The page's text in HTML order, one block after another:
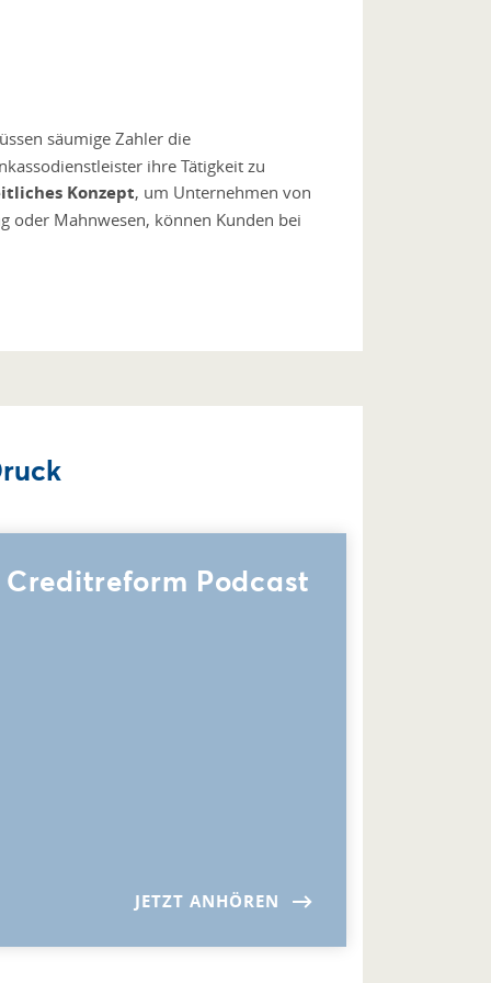
säumige Zahler die
ihre Tätigkeit zu
Konzept, um Unternehmen von
oder Mahnwesen, können Kunden bei
Creditreform Podcast
JETZT ANHÖREN